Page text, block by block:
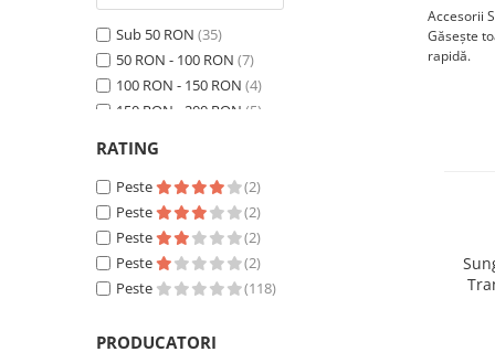
Invertoare Hibrid Sungrow
Statii de reincarcare Sungrow
Victron Energy
Accesorii Victron
Acumulatori Victron
Statii de reincarcare Victron
Accesorii
Găsește
rapidă.
Sub 50 RON (35)
50 RON - 100 RON (7)
100 RON - 150 RON (4)
150 RON - 200 RON (5)
250 RON - 300 RON
300 RON - 400 RON(6)
400 RON - 500 RON(6)
500 RON - 750 RON(9)
750 RON - 1000 RON(10)
Peste 1000 RON (30)
RATING
Peste
(2)
Peste
(2)
Peste
(2)
Peste
(2)
Peste
(118)
PRODUCATORI